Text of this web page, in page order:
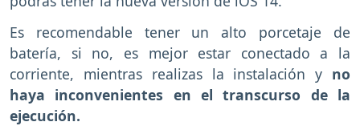
Es recomendable tener un alto porcetaje de
batería, si no, es mejor estar conectado a la
corriente, mientras realizas la instalación y no
haya inconvenientes en el transcurso de la
ejecución.